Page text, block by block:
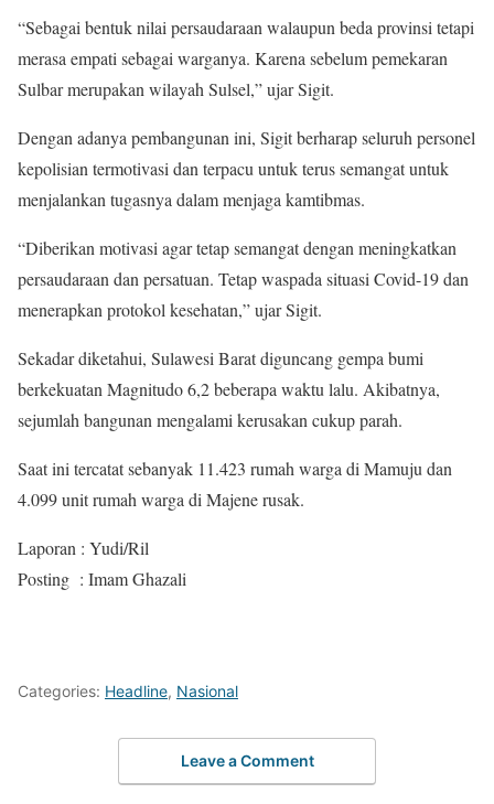
“Sebagai bentuk nilai persaudaraan walaupun beda provinsi tetapi
merasa empati sebagai warganya. Karena sebelum pemekaran
Sulbar merupakan wilayah Sulsel,” ujar Sigit.
Dengan adanya pembangunan ini, Sigit berharap seluruh personel
kepolisian termotivasi dan terpacu untuk terus semangat untuk
menjalankan tugasnya dalam menjaga kamtibmas.
“Diberikan motivasi agar tetap semangat dengan meningkatkan
persaudaraan dan persatuan. Tetap waspada situasi Covid-19 dan
menerapkan protokol kesehatan,” ujar Sigit.
Sekadar diketahui, Sulawesi Barat diguncang gempa bumi
berkekuatan Magnitudo 6,2 beberapa waktu lalu. Akibatnya,
sejumlah bangunan mengalami kerusakan cukup parah.
Saat ini tercatat sebanyak 11.423 rumah warga di Mamuju dan
4.099 unit rumah warga di Majene rusak.
Laporan : Yudi/Ril
Posting : Imam Ghazali
Categories: Headline, Nasional
Leave a Comment